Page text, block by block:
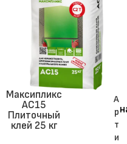
Максипликс
АС15
Плиточный
клей 25 кг
А
р
т
и